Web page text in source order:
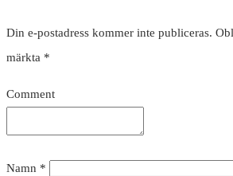
Din e-postadress kommer inte publiceras.
märkta *
Comment
Namn *